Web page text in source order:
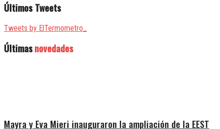
Últimos Tweets
Tweets by ElTermometro_
Últimasnovedades
Mayra y Eva Mieri inauguraron la ampliación de la EEST